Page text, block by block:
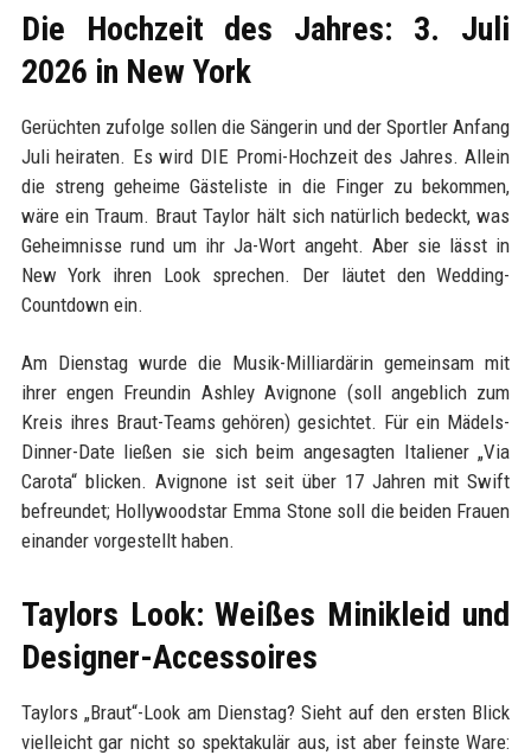
Die Hochzeit des Jahres: 3. Juli
2026 in New York
Gerüchten zufolge sollen die Sängerin und der Sportler Anfang
Juli heiraten. Es wird DIE Promi-Hochzeit des Jahres. Allein
die streng geheime Gästeliste in die Finger zu bekommen,
wäre ein Traum. Braut Taylor hält sich natürlich bedeckt, was
Geheimnisse rund um ihr Ja-Wort angeht. Aber sie lässt in
New York ihren Look sprechen. Der läutet den Wedding-
Countdown ein.
Am Dienstag wurde die Musik-Milliardärin gemeinsam mit
ihrer engen Freundin Ashley Avignone (soll angeblich zum
Kreis ihres Braut-Teams gehören) gesichtet. Für ein Mädels-
Dinner-Date ließen sie sich beim angesagten Italiener „Via
Carota“ blicken. Avignone ist seit über 17 Jahren mit Swift
befreundet; Hollywoodstar Emma Stone soll die beiden Frauen
einander vorgestellt haben.
Taylors Look: Weißes Minikleid und
Designer-Accessoires
Taylors „Braut“-Look am Dienstag? Sieht auf den ersten Blick
vielleicht gar nicht so spektakulär aus, ist aber feinste Ware: